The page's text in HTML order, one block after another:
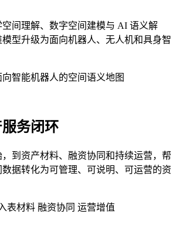
间理解、数字空间建模与 AI 语义解
型升级为面向机器人、无人机和具身智
务闭环
到资产材料、融资协同和持续运营，帮
据转化为可管理、可说明、可运营的资
入表材料 融资协同 运营增值